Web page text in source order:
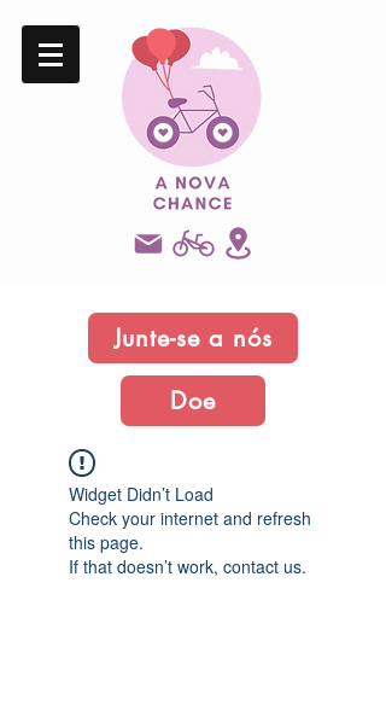
Junte-se a nós
Doe
Widget Didn’t Load
Check your internet and refresh
this page.
If that doesn’t work, contact us.